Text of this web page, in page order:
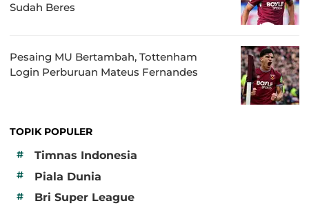
Sudah Beres
Pesaing MU Bertambah, Tottenham
Login Perburuan Mateus Fernandes
TOPIK POPULER
#
Timnas Indonesia
# Piala Dunia
# Bri Super League